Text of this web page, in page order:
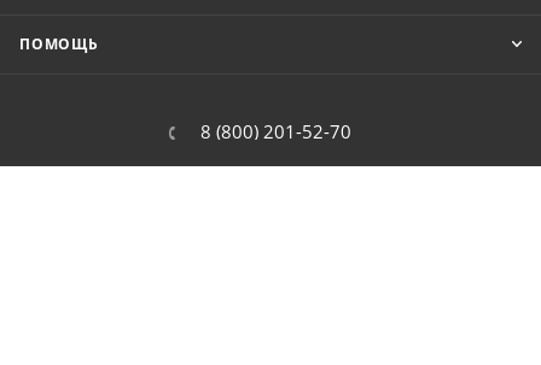
ПОМОЩЬ
8 (800) 201-52-70
order@cit.ru